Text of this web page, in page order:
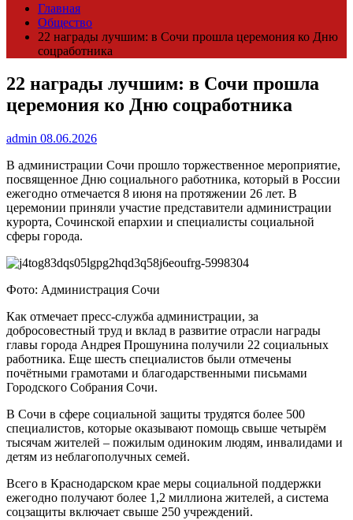
Главная
Общество
22 награды лучшим: в Сочи прошла церемония ко Дню
соцработника
22 награды лучшим: в Сочи прошла
церемония ко Дню соцработника
admin 08.06.2026
В администрации Сочи прошло торжественное мероприятие,
посвященное Дню социального работника, который в России
ежегодно отмечается 8 июня на протяжении 26 лет. В
церемонии приняли участие представители администрации
курорта, Сочинской епархии и специалисты социальной
сферы города.
Фото: Администрация Сочи
Как отмечает пресс-служба администрации, за
добросовестный труд и вклад в развитие отрасли награды
главы города Андрея Прошунина получили 22 социальных
работника. Еще шесть специалистов были отмечены
почётными грамотами и благодарственными письмами
Городского Собрания Сочи.
В Сочи в сфере социальной защиты трудятся более 500
специалистов, которые оказывают помощь свыше четырём
тысячам жителей – пожилым одиноким людям, инвалидами и
детям из неблагополучных семей.
Всего в Краснодарском крае меры социальной поддержки
ежегодно получают более 1,2 миллиона жителей, а система
соцзащиты включает свыше 250 учреждений.